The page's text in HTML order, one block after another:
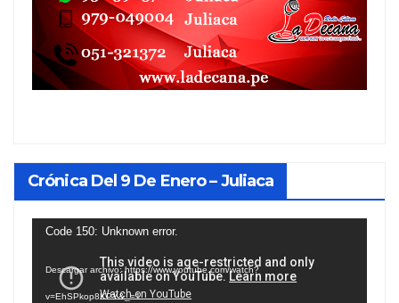
Crónica Del 9 De Enero – Juliaca
Reproductor
vídeo
Code 150: Unknown error.
Descargar archivo: https://www.youtube.com/watch?
v=EhSPkop8KPY&_=1